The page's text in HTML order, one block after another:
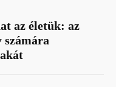
az életük: az
számára